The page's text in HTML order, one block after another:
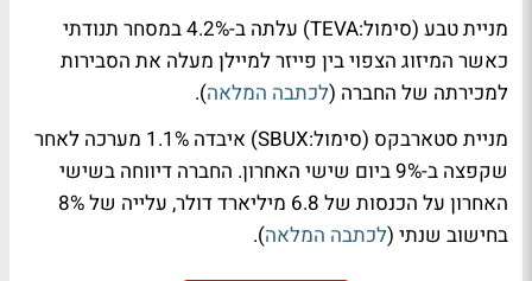
מניית טבע (סימול:TEVA) עלתה ב-4.2% במסחר תנודתי
כאשר המיזוג הצפוי בין פייזר למיילן מעלה את הסבירות
למכירתה של החברה (לכתבה המלאה).
מניית סטארבקס (סימול:SBUX) איבדה 1.1% מערכה לאחר
שקפצה ב-9% ביום שישי האחרון. החברה דיווחה בשישי
האחרון על הכנסות של 6.8 מיליארד דולר, עלייה של 8%
בחישוב שנתי (לכתבה המלאה).